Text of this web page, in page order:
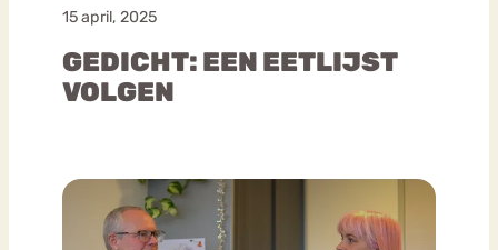
15 april, 2025
GEDICHT: EEN EETLIJST
VOLGEN